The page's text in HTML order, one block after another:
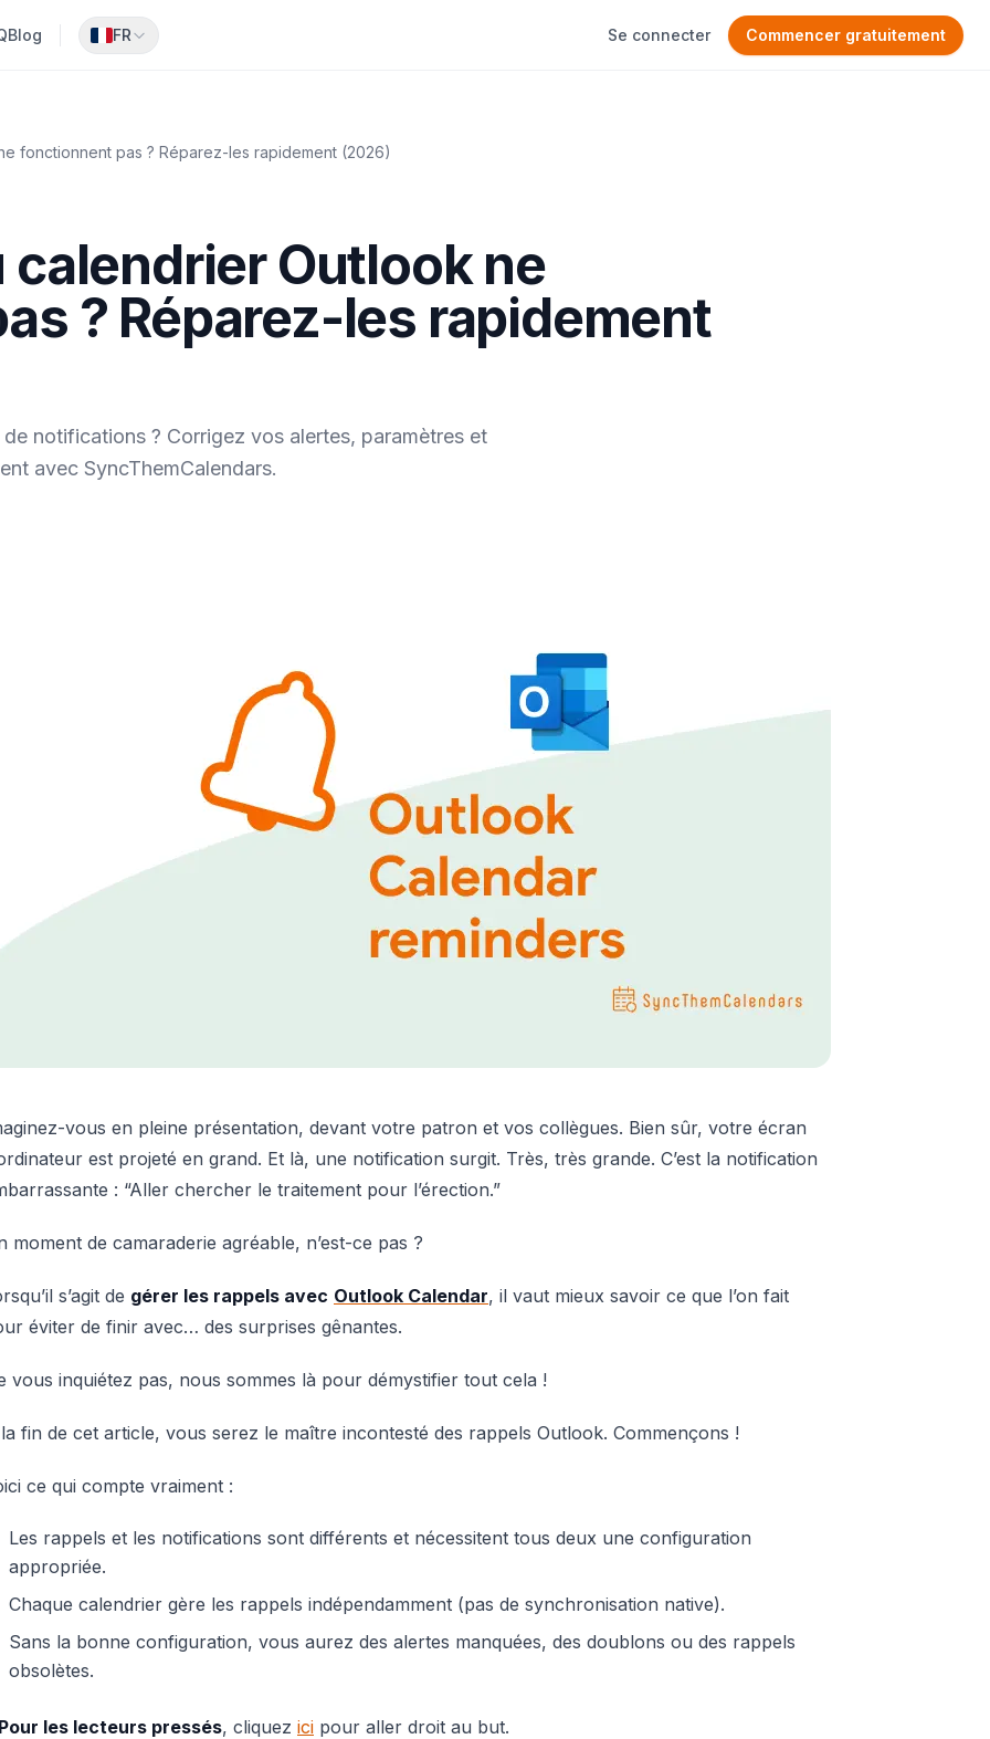
Blog FR Se connecter Commencer gratuitement
fonctionnent pas ? Réparez-les rapidement (2026)
calendrier Outlook ne
? Réparez-les rapidement
notifications ? Corrigez vos alertes, paramètres et
avec SyncThemCalendars.
vous en pleine présentation, devant votre patron et vos collègues. Bien sûr, votre écran
est projeté en grand. Et là, une notification surgit. Très, très grande. C’est la notification
: “Aller chercher le traitement pour l’érection.”
moment de camaraderie agréable, n’est-ce pas ?
s’agit de gérer les rappels avec Outlook Calendar, il vaut mieux savoir ce que l’on fait
éviter de finir avec… des surprises gênantes.
vous inquiétez pas, nous sommes là pour démystifier tout cela !
fin de cet article, vous serez le maître incontesté des rappels Outlook. Commençons !
ce qui compte vraiment :
Les rappels et les notifications sont différents et nécessitent tous deux une configuration
appropriée.
Chaque calendrier gère les rappels indépendamment (pas de synchronisation native).
Sans la bonne configuration, vous aurez des alertes manquées, des doublons ou des rappels
obsolètes.
Pour les lecteurs pressés, cliquez ici pour aller droit au but.